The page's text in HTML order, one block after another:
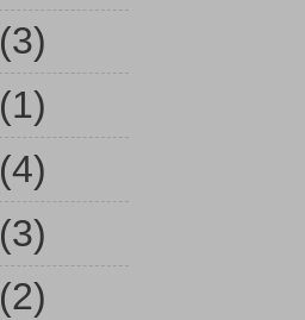
(3)
(1)
(4)
(3)
(2)